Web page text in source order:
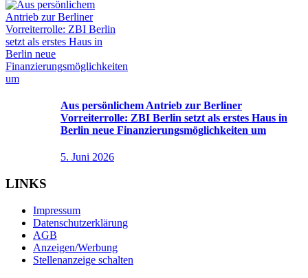
Aus persönlichem Antrieb zur Berliner
Vorreiterrolle: ZBI Berlin setzt als erstes Haus in
Berlin neue Finanzierungsmöglichkeiten um
5. Juni 2026
LINKS
Impressum
Datenschutzerklärung
AGB
Anzeigen/Werbung
Stellenanzeige schalten